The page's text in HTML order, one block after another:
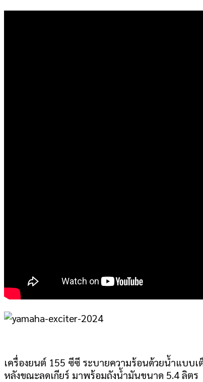
เครื่องยนต์ 155 ซีซี ระบายความร้อนด้วยน้ำแบบ
หลังขณะลดเกียร์ มาพร้อมถังน้ำมันขนาด 5.4 ลิตร